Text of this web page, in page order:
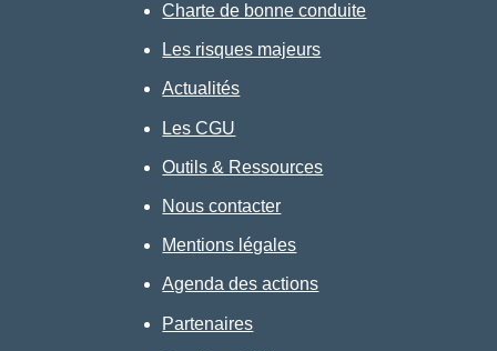
Charte de bonne conduite
Les risques majeurs
Actualités
Les CGU
Outils & Ressources
Nous contacter
Mentions légales
Agenda des actions
Partenaires